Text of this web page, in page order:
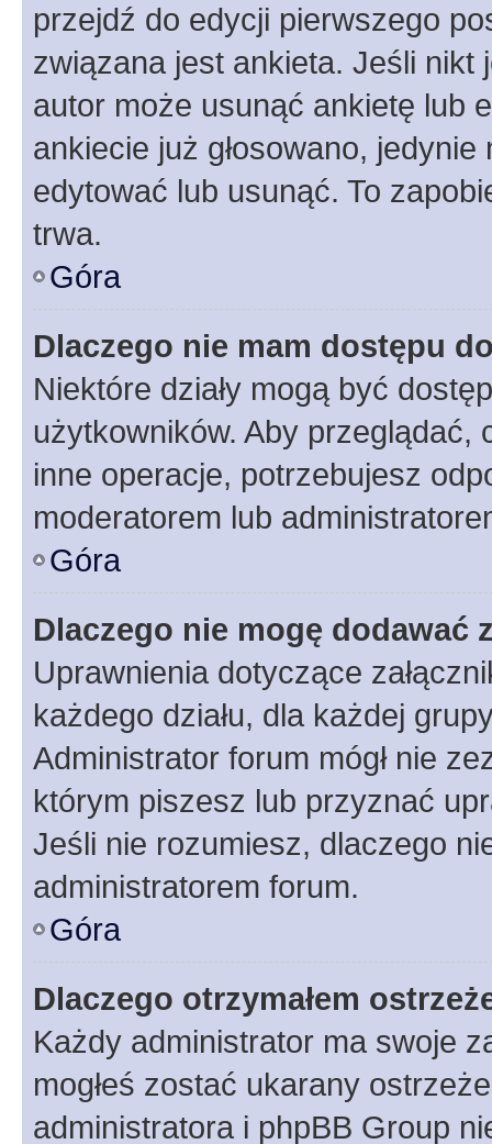
przejdź do edycji pierwszego
związana jest ankieta. Jeśli nikt
autor może usunąć ankietę lub
ankiecie już głosowano,
edytować lub usunąć. To
trwa.
Góra
Dlaczego nie mam dostępu
Niektóre działy mogą być
użytkowników. Aby
inne operacje, potrzebujesz
moderatorem lub
Góra
Dlaczego nie mogę dodawać
Uprawnienia dotyczące
każdego działu, dla każdej
Administrator forum mógł nie
którym piszesz lub przyznać
Jeśli nie rozumiesz, dlaczego
administratorem forum.
Góra
Dlaczego otrzymałem
Każdy administrator ma swoje
mogłeś zostać ukarany
administratora i phpBB Group